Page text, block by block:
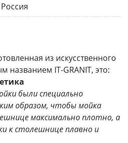
Россия
из искусственного
названием IT-GRANIT, это:
были специально
образом, чтобы мойка
максимально плотно, а
к столешнице плавно и